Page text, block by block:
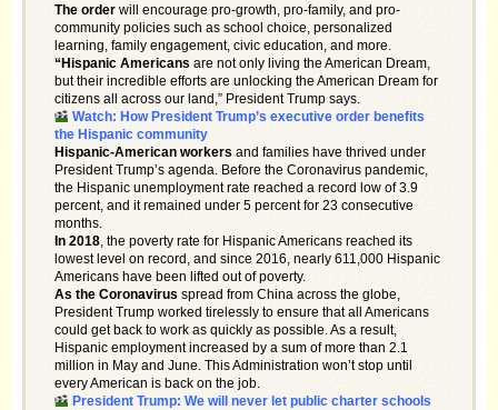
The order will encourage pro-growth, pro-family, and pro-
community policies such as school choice, personalized
learning, family engagement, civic education, and more.
“Hispanic Americans are not only living the American Dream,
but their incredible efforts are unlocking the American Dream for
citizens all across our land,” President Trump says.
Watch: How President Trump’s executive order benefits
the Hispanic community
Hispanic-American workersand families have thrived under
President Trump’s agenda. Before the Coronavirus pandemic,
the Hispanic unemployment rate reached a record low of 3.9
percent, and it remained under 5 percent for 23 consecutive
months.
In 2018, the poverty rate for Hispanic Americans reached its
lowest level on record, and since 2016, nearly 611,000 Hispanic
Americans have been lifted out of poverty.
As the Coronavirus spread from China across the globe,
President Trump worked tirelessly to ensure that all Americans
could get back to work as quickly as possible. As a result,
Hispanic employment increased by a sum of more than 2.1
million in May and June. This Administration won’t stop until
every American is back on the job.
President Trump: We will never let public charter schools